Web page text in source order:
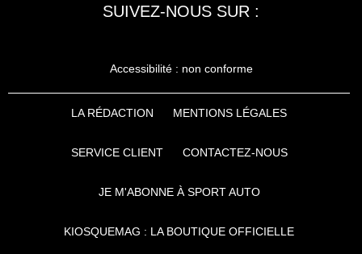
SUIVEZ-NOUS SUR :
Accessibilité : non conforme
LA RÉDACTION MENTIONS LÉGALES
SERVICE CLIENT CONTACTEZ-NOUS
JE M'ABONNE À SPORT AUTO
KIOSQUEMAG : LA BOUTIQUE OFFICIELLE